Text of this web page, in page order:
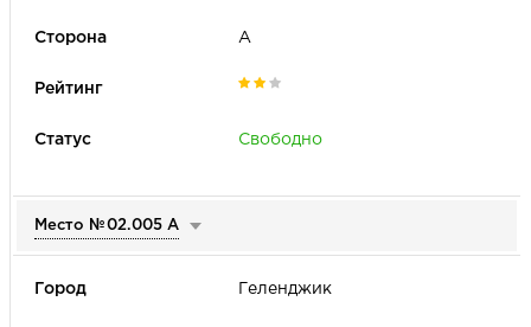
Период аренды
Сторона
А
Свободно
Место №02.005 А
Геленджик